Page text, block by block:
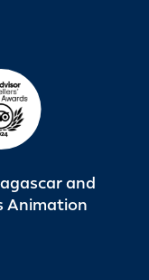
and
Animation